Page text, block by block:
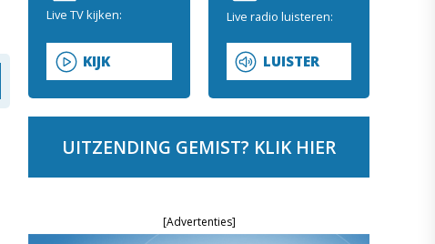
Live TV kijken:
KIJK
Live radio luisteren:
LUISTER
UITZENDING GEMIST? KLIK HIER
[Advertenties]